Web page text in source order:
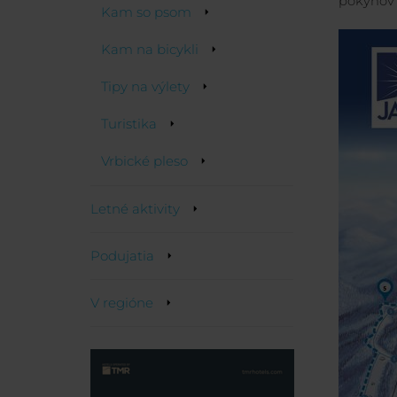
Kam so psom
Kam na bicykli
Tipy na výlety
Turistika
Vrbické pleso
Letné aktivity
Podujatia
V regióne